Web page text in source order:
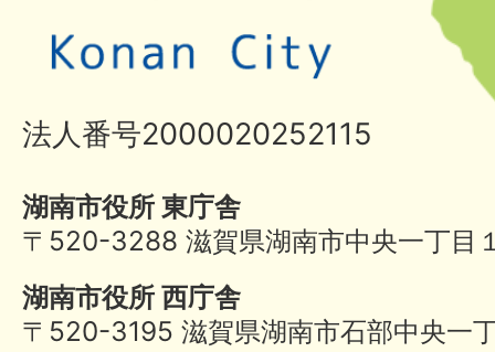
法人番号2000020252115
湖南市役所 東庁舎
〒520-3288 滋賀県湖南市中央一丁目
湖南市役所 西庁舎
〒520-3195 滋賀県湖南市石部中央一